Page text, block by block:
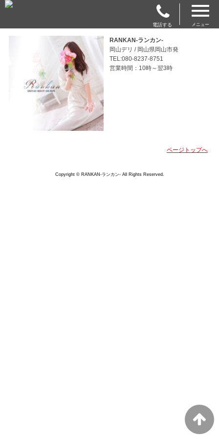
電話する メニュー
RANKAN-ランカン-
岡山デリ / 岡山県岡山市発
TEL:080-8237-8751
営業時間：10時～翌3時
ページトップへ
Copyright © RANKAN-ランカン- All Rights Reserved.